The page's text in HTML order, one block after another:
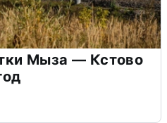
Мыза — Кстово